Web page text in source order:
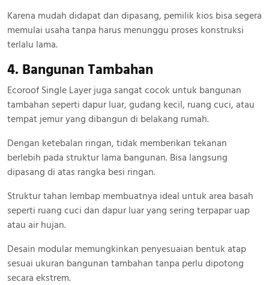
Karena mudah didapat dan dipasang, pemilik kios bisa segera
memulai usaha tanpa harus menunggu proses konstruksi
terlalu lama.
4. Bangunan Tambahan
Ecoroof Single Layer juga sangat cocok untuk bangunan
tambahan seperti dapur luar, gudang kecil, ruang cuci, atau
tempat jemur yang dibangun di belakang rumah.
Dengan ketebalan ringan, tidak memberikan tekanan
berlebih pada struktur lama bangunan. Bisa langsung
dipasang di atas rangka besi ringan.
Struktur tahan lembap membuatnya ideal untuk area basah
seperti ruang cuci dan dapur luar yang sering terpapar uap
atau air hujan.
Desain modular memungkinkan penyesuaian bentuk atap
sesuai ukuran bangunan tambahan tanpa perlu dipotong
secara ekstrem.